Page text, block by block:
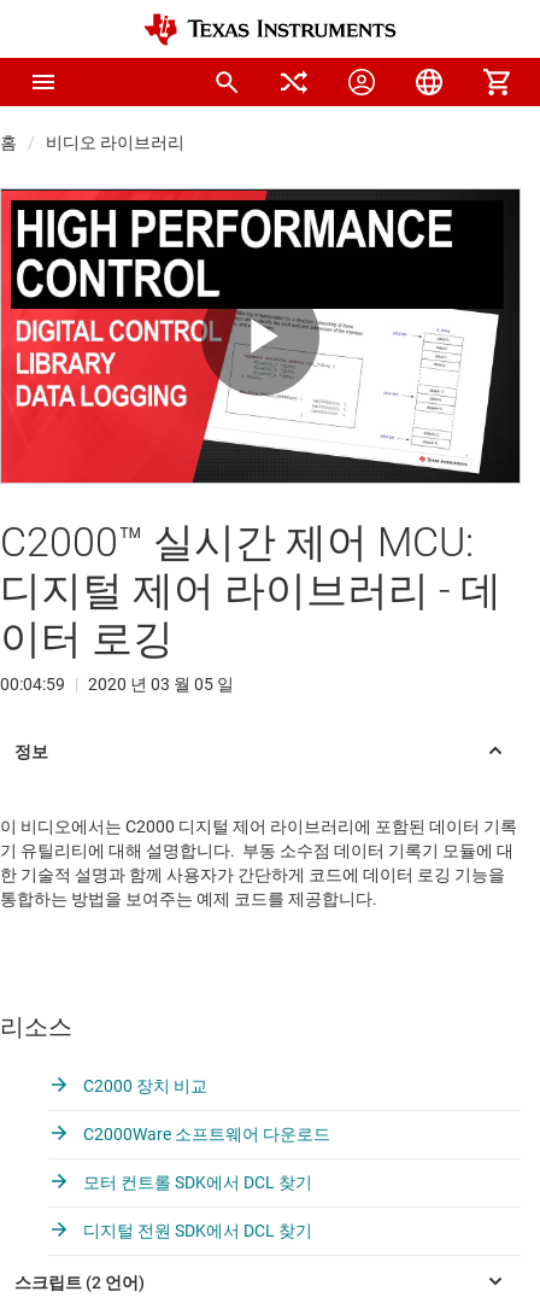
홈 비디오 라이브러리
Play
Video
C2000™ 실시간 제어 MCU:
디지털 제어 라이브러리 - 데
이터 로깅
00:04:59 | 2020 년 03 월 05 일
이 비디오에서는 C2000 디지털 제어 라이브러리에 포함된 데이터 기록
기 유틸리티에 대해 설명합니다. 부동 소수점 데이터 기록기 모듈에 대
한 기술적 설명과 함께 사용자가 간단하게 코드에 데이터 로깅 기능을
통합하는 방법을 보여주는 예제 코드를 제공합니다.
리소스
C2000 장치 비교
C2000Ware 소프트웨어 다운로드
모터 컨트롤 SDK에서 DCL 찾기
디지털 전원 SDK에서 DCL 찾기